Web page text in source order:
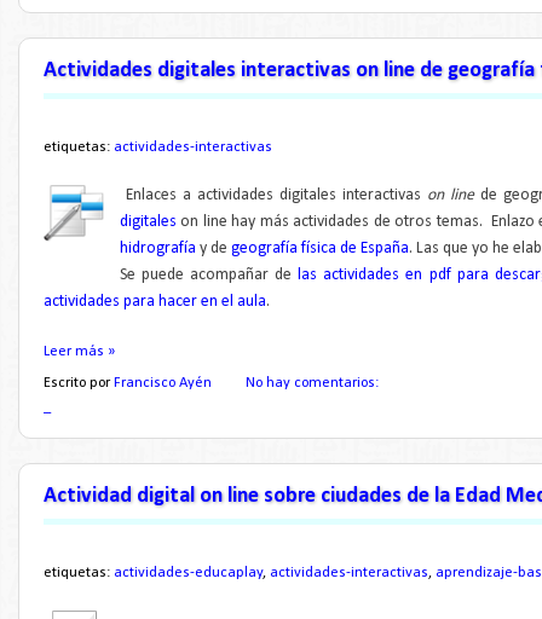
Actividades digitales interactivas on line de geografía
etiquetas: actividades-interactivas
Enlaces a actividades digitales interactivas on linede
digitales on line hay más actividades de otros temas.
hidrografía y de geografía física de España. Las que yo he
Se puede acompañar de
las actividades en pdf para
actividades para hacer en el aula.
Leer más »
Escrito por Francisco Ayén
No hay comentarios:
Actividad digital on line sobre ciudades de la Edad
etiquetas: actividades-educaplay, actividades-interactivas, aprendizaje-